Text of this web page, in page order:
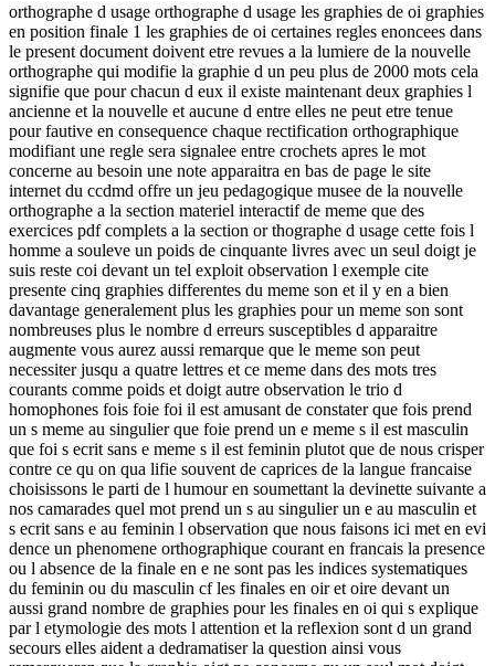
orthographe d usage orthographe d usage les graphies de oi graphies
en position finale 1 les graphies de oi certaines regles enoncees dans
le present document doivent etre revues a la lumiere de la nouvelle
orthographe qui modifie la graphie d un peu plus de 2000 mots cela
signifie que pour chacun d eux il existe maintenant deux graphies l
ancienne et la nouvelle et aucune d entre elles ne peut etre tenue
pour fautive en consequence chaque rectification orthographique
modifiant une regle sera signalee entre crochets apres le mot
concerne au besoin une note apparaitra en bas de page le site
internet du ccdmd offre un jeu pedagogique musee de la nouvelle
orthographe a la section materiel interactif de meme que des
exercices pdf complets a la section or thographe d usage cette fois l
homme a souleve un poids de cinquante livres avec un seul doigt je
suis reste coi devant un tel exploit observation l exemple cite
presente cinq graphies differentes du meme son et il y en a bien
davantage generalement plus les graphies pour un meme son sont
nombreuses plus le nombre d erreurs susceptibles d apparaitre
augmente vous aurez aussi remarque que le meme son peut
necessiter jusqu a quatre lettres et ce meme dans des mots tres
courants comme poids et doigt autre observation le trio d
homophones fois foie foi il est amusant de constater que fois prend
un s meme au singulier que foie prend un e meme s il est masculin
que foi s ecrit sans e meme s il est feminin plutot que de nous crisper
contre ce qu on qua lifie souvent de caprices de la langue francaise
choisissons le parti de l humour en soumettant la devinette suivante a
nos camarades quel mot prend un s au singulier un e au masculin et
s ecrit sans e au feminin l observation que nous faisons ici met en evi
dence un phenomene orthographique courant en francais la presence
ou l absence de la finale en e ne sont pas les indices systematiques
du feminin ou du masculin cf les finales en oir et oire devant un
aussi grand nombre de graphies pour les finales en oi qui s explique
par l etymologie des mots l attention et la reflexion sont d un grand
secours elles aident a dedramatiser la question ainsi vous